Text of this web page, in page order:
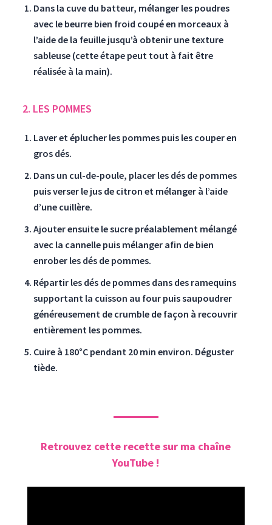
Dans la cuve du batteur, mélanger les poudres
avec le beurre bien froid coupé en morceaux à
l’aide de la feuille jusqu’à obtenir une texture
sableuse (cette étape peut tout à fait être
réalisée à la main).
2. LES POMMES
Laver et éplucher les pommes puis les couper en
gros dés.
Dans un cul-de-poule, placer les dés de pommes
puis verser le jus de citron et mélanger à l’aide
d’une cuillère.
Ajouter ensuite le sucre préalablement mélangé
avec la cannelle puis mélanger afin de bien
enrober les dés de pommes.
Répartir les dés de pommes dans des ramequins
supportant la cuisson au four puis saupoudrer
généreusement de crumble de façon à recouvrir
entièrement les pommes.
Cuire à 180°C pendant 20 min environ. Déguster
tiède.
Retrouvez cette recette sur ma chaîne
YouTube !